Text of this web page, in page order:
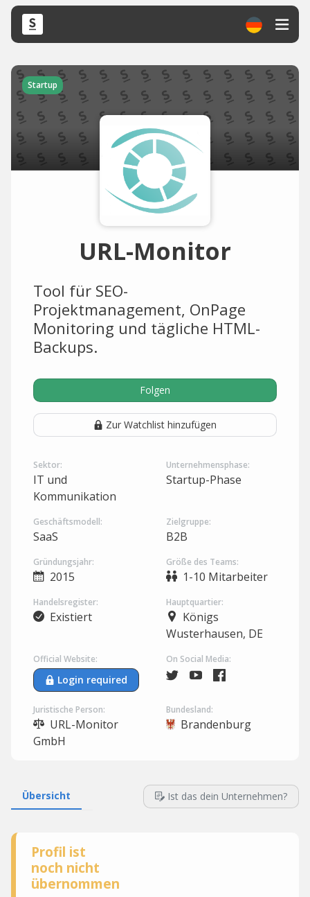
Startup
URL-Monitor
Tool für SEO-
Projektmanagement, OnPage
Monitoring und tägliche HTML-
Backups.
Folgen
Zur Watchlist hinzufügen
Sektor:
IT und
Kommunikation
Unternehmensphase:
Startup-Phase
Geschäftsmodell:
SaaS
Zielgruppe:
B2B
Gründungsjahr:
2015
Größe des Teams:
1-10 Mitarbeiter
Handelsregister:
Existiert
Hauptquartier:
Königs
Wusterhausen, DE
Official Website:
Login required
On Social Media:
Juristische Person:
URL-Monitor
GmbH
Bundesland:
Brandenburg
Übersicht Ist das dein Unternehmen?
Profil ist
noch nicht
übernommen